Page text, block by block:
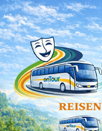
Direkt zum Seiteninhalt